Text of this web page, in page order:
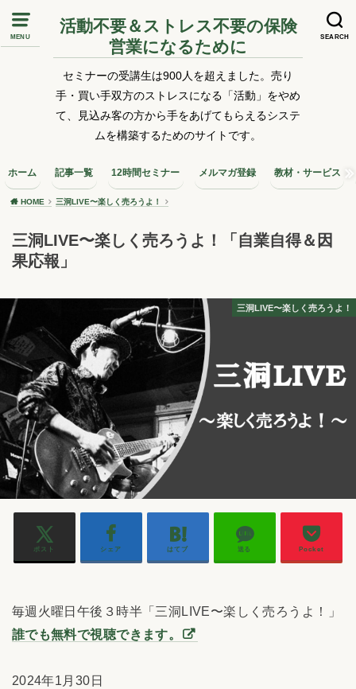
MENU SEARCH
活動不要＆ストレス不要の保険
営業になるために
セミナーの受講生は900人を超えました。売り
手・買い手双方のストレスになる「活動」をやめ
て、見込み客の方から手をあげてもらえるシステ
ムを構築するためのサイトです。
ホーム 記事一覧 12時間セミナー メルマガ登録 教材・サービス
HOME 三洞LIVE〜楽しく売ろうよ！
三洞LIVE〜楽しく売ろうよ！「自業自得＆因
果応報」
三洞LIVE〜楽しく売ろうよ！
ポスト シェア はてブ 送る Pocket
毎週火曜日午後３時半「三洞LIVE〜楽しく売ろうよ！」
誰でも無料で視聴できます。
2024年1月30日